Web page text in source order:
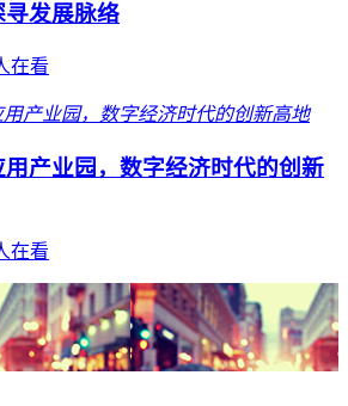
发展脉络
在看
用产业园，数字经济时代的创新
在看